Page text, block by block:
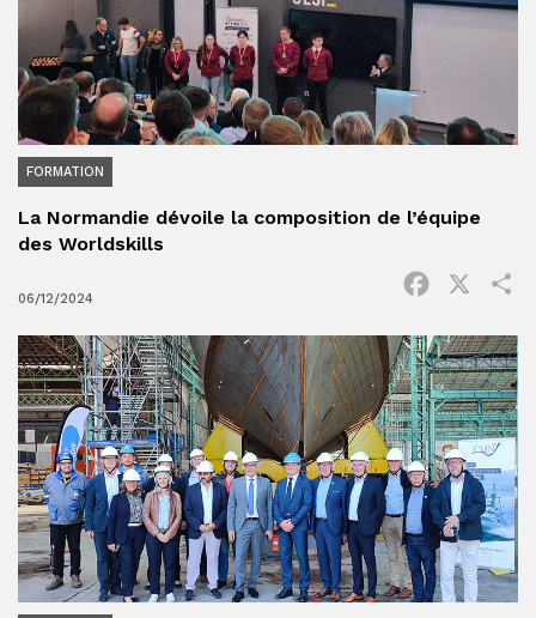
FORMATION
La Normandie dévoile la composition de l’équipe
des Worldskills
06/12/2024
Facebook